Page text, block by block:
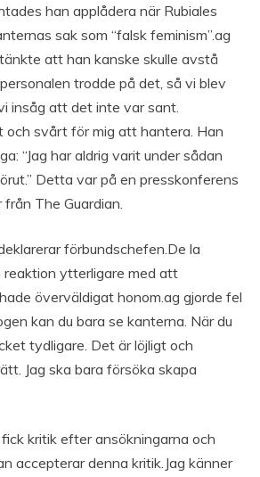
han applådera när Rubiales
sak som “falsk feminism”.ag
att han kanske skulle avstå
trodde på det, så vi blev
insåg att det inte var sant.
och svårt för mig att hantera. Han
“Jag har aldrig varit under sådan
Detta var på en presskonferens
The Guardian.
förbundschefen.De la
reaktion ytterligare med att
överväldigat honom.ag gjorde fel
kan du bara se kanterna. När du
tydligare. Det är löjligt och
Jag ska bara försöka skapa
kritik efter ansökningarna och
accepterar denna kritik.Jag känner